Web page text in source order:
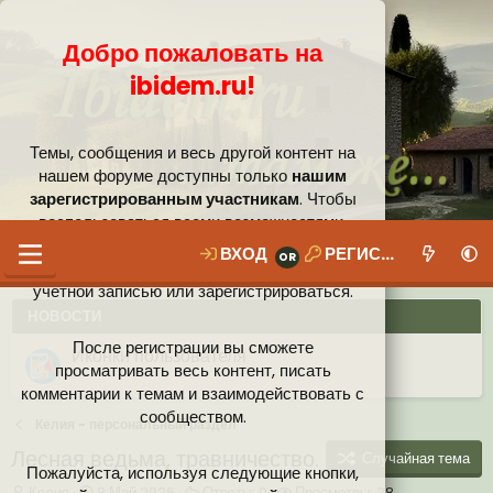
Добро пожаловать на
ibidem.ru!
Темы, сообщения и весь другой контент на
нашем форуме доступны только нашим
зарегистрированным участникам. Чтобы
воспользоваться всеми возможностями,
которые предлагает наше сообщество, вам
необходимо войти в систему под своей
учётной записью или зарегистрироваться.
После регистрации вы сможете
просматривать весь контент, писать
комментарии к темам и взаимодействовать с
сообществом.
Пожалуйста, используя следующие кнопки,
ВХОД РЕГИСТРАЦИЯ
Иконки пользователя
Ваши собственные смайлики
Аналитика от Ассистента
Новая система рейтинга (оценок) на форуме
Келия - персональный раздел
Лесная ведьма, травничество.
Случайная тема